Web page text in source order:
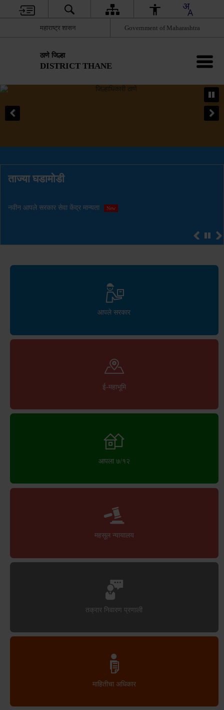
महाराष्ट्र शासन Government of Maharashtra
ठाणे जिल्हा
DISTRICT THANE
ताज्या घडामोडी
नवीन आपले सरकार सेवा केंद्र मान्यता New
आपले सरकार
ई-महाभूमि
आपला ७/१२
महसूल न्यायालय
तक्रार निवारण प्रणाली
माहितीचा अधिकार